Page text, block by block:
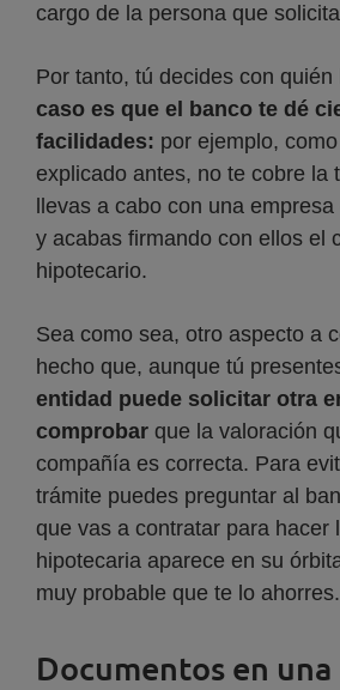
cargo de la persona que
Por tanto, tú decides con quién
caso es que el banco te dé
facilidades: por ejemplo,
explicado antes, no te cobre la
llevas a cabo con una
y acabas firmando con ellos el
hipotecario.
Sea como sea, otro aspecto a
hecho que, aunque tú
entidad puede solicitar otra
comprobar que la valoración
compañía es correcta. Para
trámite puedes preguntar al
que vas a contratar para hacer
hipotecaria aparece en su
muy probable que te lo ahorres.
Documentos en una